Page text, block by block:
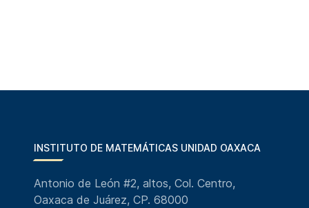
INSTITUTO DE MATEMÁTICAS UNIDAD OAXACA
Antonio de León #2, altos, Col. Centro,
Oaxaca de Juárez, CP. 68000